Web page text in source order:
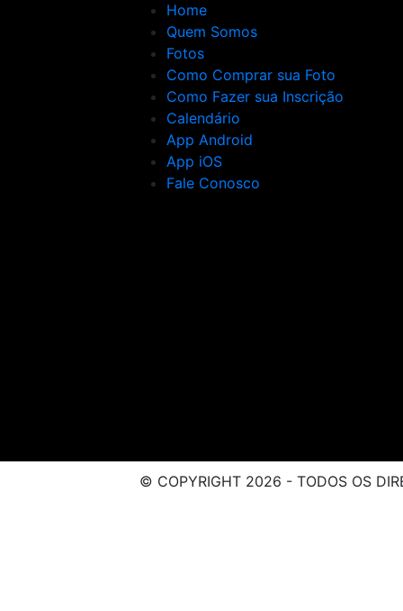
Home
Quem Somos
Fotos
Como Comprar sua Foto
Como Fazer sua Inscrição
Calendário
App Android
App iOS
Fale Conosco
© COPYRIGHT 2026 - TODOS OS